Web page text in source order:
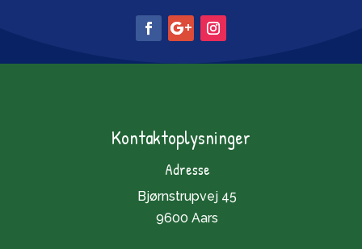
Kontaktoplysninger
Adresse
Bjørnstrupvej 45
9600 Aars